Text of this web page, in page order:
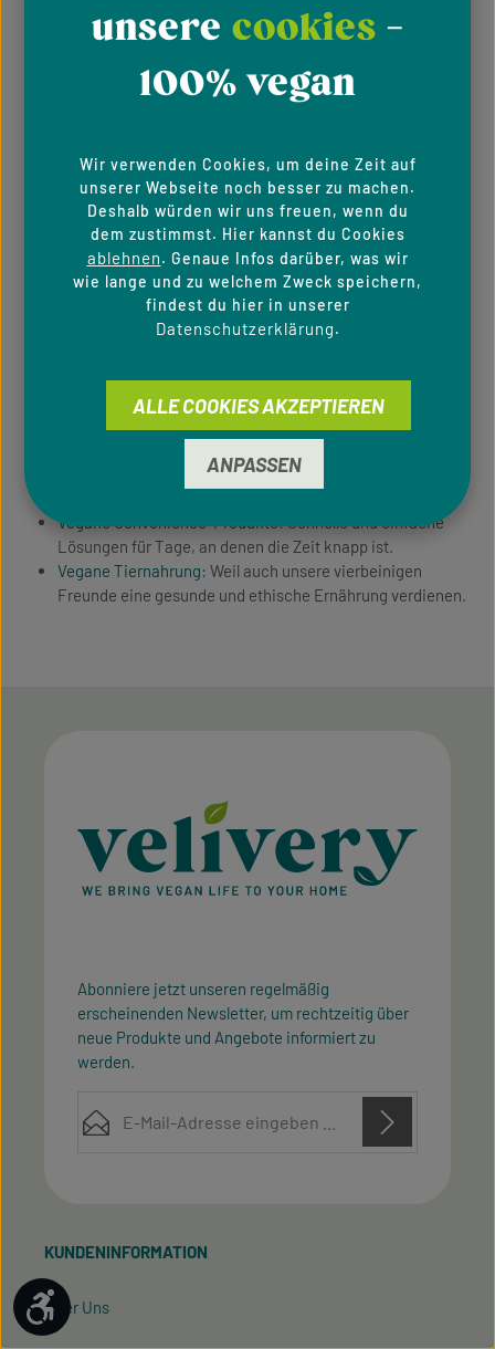
Alternativen, die keine Kompromisse beim Geschmack
machen und deine Gerichte auf ein neues Level heben.
schmelzenden Käse-Alternativen – hier findest du alles,
deinen Alltag versüßen, ohne auf tierische Produkte
zurückzugreifen.
Vegane Speisekammer: Grundnahrungsmittel und
exotische Zutaten, um deine Küche stets vielfältig und
inspirierend zu halten.
Vegane Nahrungsergänzung & Fitness-Foods: Unterstütze
deinen aktiven Lebensstil mit Nahrungsergänzungsmitteln
und Fitness-Foods, die auf pflanzlicher Basis hergestellt
Vegane Getränke: Von erfrischenden Softdrinks bis zu
nahrhaften Smoothies – hier findest du eine breite Palette
bieten wir dir eine Auswahl an gesunden und leckeren
Vegane Convenience-Produkte: Schnelle und einfache
Lösungen für Tage, an denen die Zeit knapp ist.
Vegane Tiernahrung: Weil auch unsere vierbeinigen
Freunde eine gesunde und ethische Ernährung verdienen.
Abonniere jetzt unseren regelmäßig
erscheinenden Newsletter, um rechtzeitig über
neue Produkte und Angebote informiert zu
werden.
mit ihnen einverstanden.
KUNDENINFORMATION
Über Uns
Werkzeugleiste anzeigen
unsere cookies -
100% vegan
Wir verwenden Cookies, um deine Zeit auf
unserer Webseite noch besser zu machen.
Deshalb würden wir uns freuen, wenn du
dem zustimmst. Hier kannst du Cookies
ablehnen. Genaue Infos darüber, was wir
wie lange und zu welchem Zweck speichern,
findest du hier in unserer
Datenschutzerklärung.
ANPASSEN
ALLE COOKIES AKZEPTIEREN